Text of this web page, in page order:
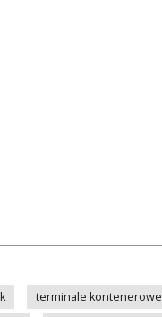
terminale kontenerowe